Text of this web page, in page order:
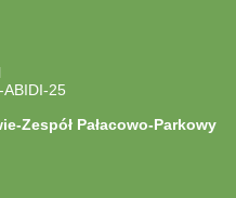
25
Zespół Pałacowo-Parkowy